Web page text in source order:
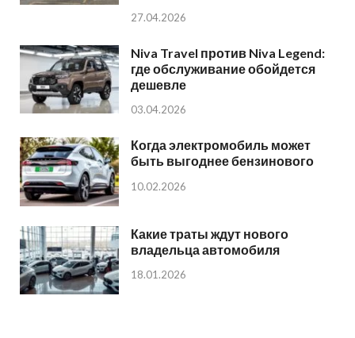
27.04.2026
Niva Travel против Niva Legend:
где обслуживание обойдется
дешевле
03.04.2026
Когда электромобиль может
быть выгоднее бензинового
10.02.2026
Какие траты ждут нового
владельца автомобиля
18.01.2026